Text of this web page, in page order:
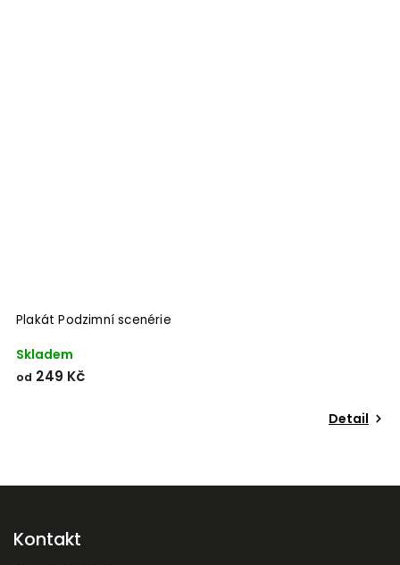
Plakát Podzimní scenérie
Skladem
od 249 Kč
Detail
Kontakt